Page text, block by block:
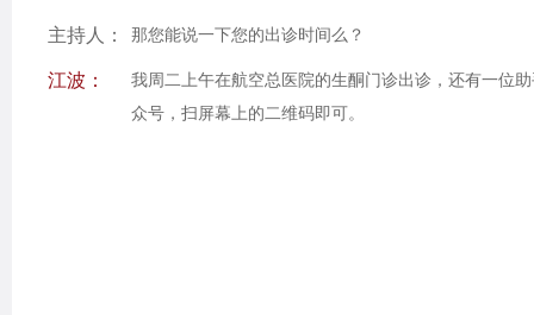
主持人： 那您能说一下您的出诊时间么？
江波：
我周二上午在航空总医院的生酮门诊出诊，还有一位
众号，扫屏幕上的二维码即可。